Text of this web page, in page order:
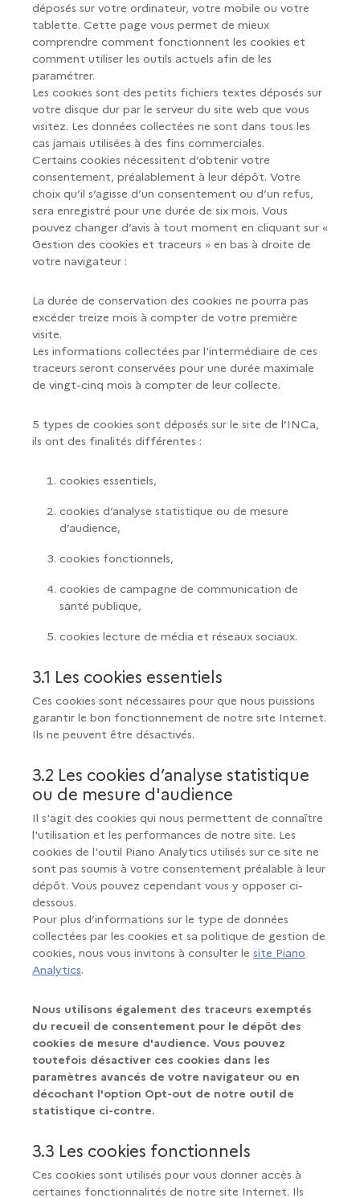
déposés sur votre ordinateur, votre mobile ou votre
tablette. Cette page vous permet de mieux
comprendre comment fonctionnent les cookies et
comment utiliser les outils actuels afin de les
paramétrer.
Les cookies sont des petits fichiers textes déposés sur
votre disque dur par le serveur du site web que vous
visitez. Les données collectées ne sont dans tous les
cas jamais utilisées à des fins commerciales.
Certains cookies nécessitent d’obtenir votre
consentement, préalablement à leur dépôt. Votre
choix qu’il s’agisse d’un consentement ou d’un refus,
sera enregistré pour une durée de six mois. Vous
pouvez changer d’avis à tout moment en cliquant sur «
Gestion des cookies et traceurs » en bas à droite de
votre navigateur :
La durée de conservation des cookies ne pourra pas
excéder treize mois à compter de votre première
visite.
Les informations collectées par l'intermédiaire de ces
traceurs seront conservées pour une durée maximale
de vingt-cinq mois à compter de leur collecte.
5 types de cookies sont déposés sur le site de l’INCa,
ils ont des finalités différentes :
cookies essentiels,
cookies d’analyse statistique ou de mesure
d’audience,
cookies fonctionnels,
cookies de campagne de communication de
santé publique,
cookies lecture de média et réseaux sociaux.
3.1 Les cookies essentiels
Ces cookies sont nécessaires pour que nous puissions
garantir le bon fonctionnement de notre site Internet.
Ils ne peuvent être désactivés.
3.2 Les cookies d’analyse statistique
ou de mesure d'audience
Il s'agit des cookies qui nous permettent de connaître
l'utilisation et les performances de notre site. Les
cookies de l'outil Piano Analytics utilisés sur ce site ne
sont pas soumis à votre consentement préalable à leur
dépôt. Vous pouvez cependant vous y opposer ci-
dessous.
Pour plus d’informations sur le type de données
collectées par les cookies et sa politique de gestion de
cookies, nous vous invitons à consulter le site Piano
Analytics.
Nous utilisons également des traceurs exemptés
du recueil de consentement pour le dépôt des
cookies de mesure d'audience. Vous pouvez
toutefois désactiver ces cookies dans les
paramètres avancés de votre navigateur ou en
décochant l'option Opt-out de notre outil de
statistique ci-contre.
3.3 Les cookies fonctionnels
Ces cookies sont utilisés pour vous donner accès à
certaines fonctionnalités de notre site Internet. Ils